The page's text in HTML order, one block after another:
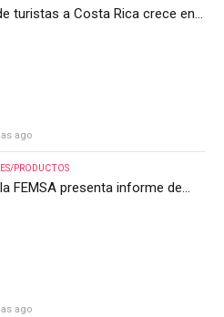
turistas a Costa Rica crece en
ago
PRODUCTOS
FEMSA presenta informe de
ago